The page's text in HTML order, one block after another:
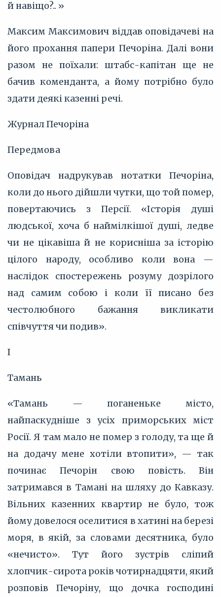
й навіщо?.. »
Максим Максимович віддав оповідачеві на
його прохання папери Печоріна. Далі вони
разом не поїхали: штабс-капітан ще не
бачив коменданта, а йому потрібно було
здати деякі казенні речі.
Журнал Печоріна
Передмова
Оповідач надрукував нотатки Печоріна,
коли до нього дійшли чутки, що той помер,
повертаючись з Персії. «Історія душі
людської, хоча б наймілкішої душі, ледве
чи не цікавіша й не корисніша за історію
цілого народу, особливо коли вона —
наслідок спостережень розуму дозрілого
над самим собою і коли її писано без
честолюбного бажання викликати
співчуття чи подив».
І
Тамань
«Тамань — поганеньке місто,
найпаскудніше з усіх приморських міст
Росії. Я там мало не помер з голоду, та ще й
на додачу мене хотіли втопити», — так
починає Печорін свою повість. Він
затримався в Тамані на шляху до Кавказу.
Вільних казенних квартир не було, тож
йому довелося оселитися в хатині на березі
моря, в якій, за словами десятника, було
«нечисто». Тут його зустрів сліпий
хлопчик-сирота років чотирнадцяти, який
розповів Печоріну, що дочка господині